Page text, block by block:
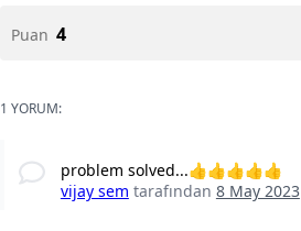
Puan 4
1 YORUM:
problem solved...👍👍👍👍👍
vijay sem tarafından 8 May 2023